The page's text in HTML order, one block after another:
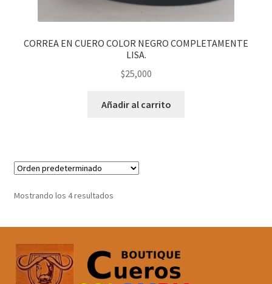
CORREA EN CUERO COLOR NEGRO COMPLETAMENTE
LISA.
$25,000
Añadir al carrito
Mostrando los 4 resultados